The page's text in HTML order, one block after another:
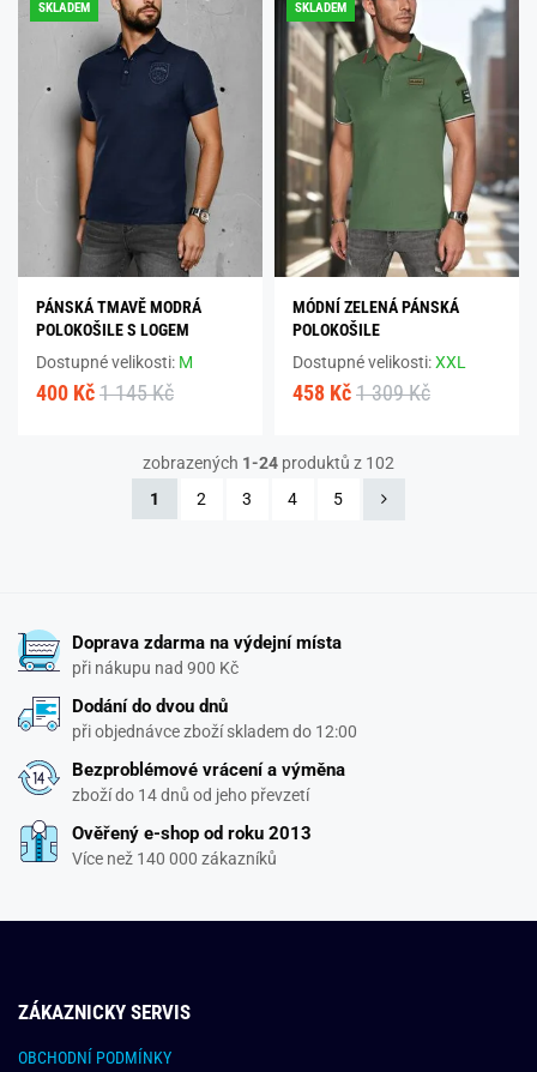
SKLADEM
PÁNSKÁ TMAVĚ MODRÁ
POLOKOŠILE S LOGEM
Dostupné velikosti: M
400 Kč 1 145 Kč
SKLADEM
MÓDNÍ ZELENÁ PÁNSKÁ
POLOKOŠILE
Dostupné velikosti:XXL
458 Kč 1 309 Kč
zobrazených 1-24produktů z 102
1
2 3 4 5
Doprava zdarma na výdejní místa
při nákupu nad 900 Kč
Dodání do dvou dnů
při objednávce zboží skladem do 12:00
Bezproblémové vrácení a výměna
zboží do 14 dnů od jeho převzetí
Ověřený e-shop od roku 2013
Více než 140 000 zákazníků
ZÁKAZNICKY SERVIS
OBCHODNÍ PODMÍNKY